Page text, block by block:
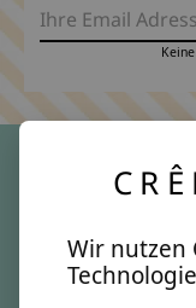
Über uns
Unsere Creppies
Wir nutzen